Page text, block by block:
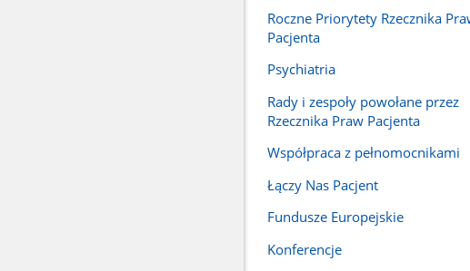
Roczne Priorytety Rzecznika
Pacjenta
Psychiatria
Rady i zespoły powołane przez
Rzecznika Praw Pacjenta
Współpraca z pełnomocnikami
Łączy Nas Pacjent
Fundusze Europejskie
Konferencje